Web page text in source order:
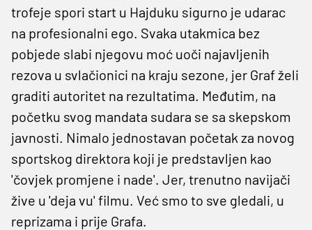
trofeje spori start u Hajduku sigurno je udarac
na profesionalni ego. Svaka utakmica bez
pobjede slabi njegovu moć uoči najavljenih
rezova u svlačionici na kraju sezone, jer Graf želi
graditi autoritet na rezultatima. Međutim, na
početku svog mandata sudara se sa skepskom
javnosti. Nimalo jednostavan početak za novog
sportskog direktora koji je predstavljen kao
'čovjek promjene i nade'. Jer, trenutno navijači
žive u 'deja vu' filmu. Već smo to sve gledali, u
reprizama i prije Grafa.